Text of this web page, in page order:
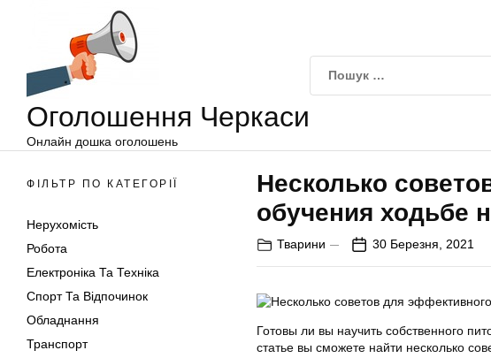
Оголошення Черкаси
Онлайн дошка оголошень
ФІЛЬТР ПО КАТЕГОРІЇ
Нерухомість
Робота
Електроніка Та Техніка
Спорт Та Відпочинок
Обладнання
Транспорт
Несколько
обучения ходьбе
Тварини 30 Березня, 2021
Готовы ли вы научить собственного
статье вы сможете найти несколько